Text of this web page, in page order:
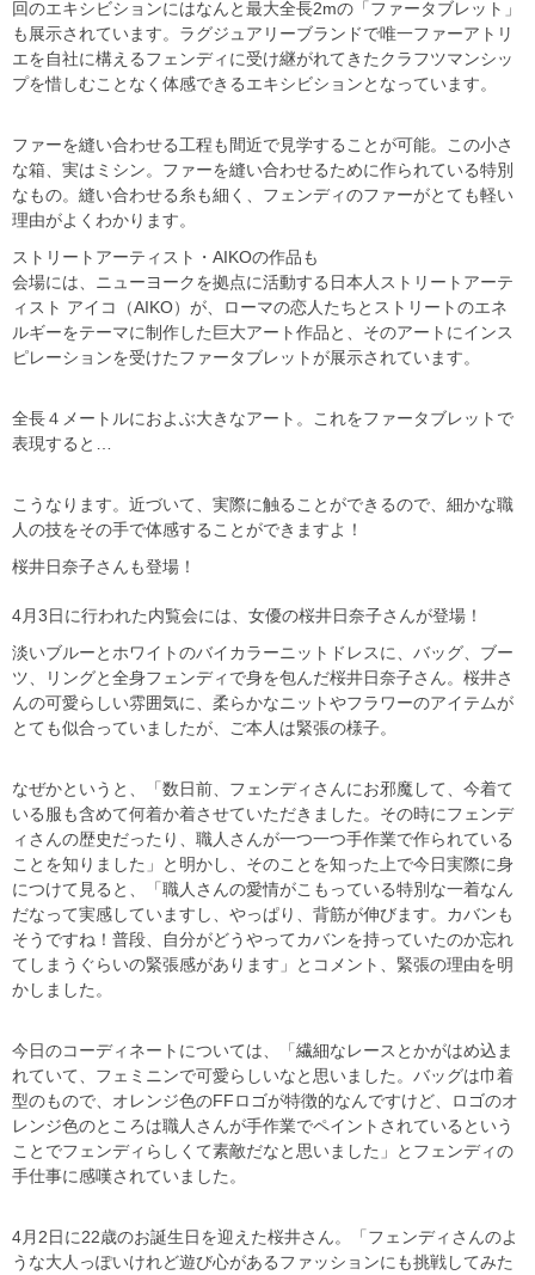
回のエキシビションにはなんと最大全長2mの「ファータブレット」
も展示されています。ラグジュアリーブランドで唯一ファーアトリ
エを自社に構えるフェンディに受け継がれてきたクラフツマンシッ
プを惜しむことなく体感できるエキシビションとなっています。
ファーを縫い合わせる工程も間近で見学することが可能。この小さ
な箱、実はミシン。ファーを縫い合わせるために作られている特別
なもの。縫い合わせる糸も細く、フェンディのファーがとても軽い
理由がよくわかります。
ストリートアーティスト・AIKOの作品も
会場には、ニューヨークを拠点に活動する日本人ストリートアーテ
ィスト アイコ（AIKO）が、ローマの恋人たちとストリートのエネ
ルギーをテーマに制作した巨大アート作品と、そのアートにインス
ピレーションを受けたファータブレットが展示されています。
全長４メートルにおよぶ大きなアート。これをファータブレットで
表現すると…
こうなります。近づいて、実際に触ることができるので、細かな職
人の技をその手で体感することができますよ！
桜井日奈子さんも登場！
4月3日に行われた内覧会には、女優の桜井日奈子さんが登場！
淡いブルーとホワイトのバイカラーニットドレスに、バッグ、ブー
ツ、リングと全身フェンディで身を包んだ桜井日奈子さん。桜井さ
んの可愛らしい雰囲気に、柔らかなニットやフラワーのアイテムが
とても似合っていましたが、ご本人は緊張の様子。
なぜかというと、「数日前、フェンディさんにお邪魔して、今着て
いる服も含めて何着か着させていただきました。その時にフェンデ
ィさんの歴史だったり、職人さんが一つ一つ手作業で作られている
ことを知りました」と明かし、そのことを知った上で今日実際に身
につけて見ると、「職人さんの愛情がこもっている特別な一着なん
だなって実感していますし、やっぱり、背筋が伸びます。カバンも
そうですね！普段、自分がどうやってカバンを持っていたのか忘れ
てしまうぐらいの緊張感があります」とコメント、緊張の理由を明
かしました。
今日のコーディネートについては、「繊細なレースとかがはめ込ま
れていて、フェミニンで可愛らしいなと思いました。バッグは巾着
型のもので、オレンジ色のFFロゴが特徴的なんですけど、ロゴのオ
レンジ色のところは職人さんが手作業でペイントされているという
ことでフェンディらしくて素敵だなと思いました」とフェンディの
手仕事に感嘆されていました。
4月2日に22歳のお誕生日を迎えた桜井さん。「フェンディさんのよ
うな大人っぽいけれど遊び心があるファッションにも挑戦してみた